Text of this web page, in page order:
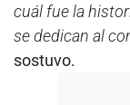
cuál fue la
se dedican al
sostuvo.